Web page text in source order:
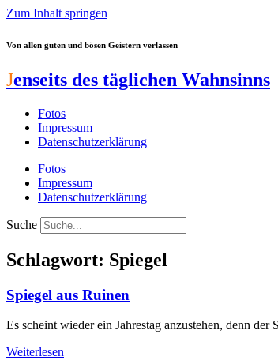
Zum Inhalt springen
Von allen guten und bösen Geistern verlassen
Jenseits des täglichen Wahnsinns
Fotos
Impressum
Datenschutzerklärung
Fotos
Impressum
Datenschutzerklärung
Suche
Schlagwort: Spiegel
Spiegel aus Ruinen
Es scheint wieder ein Jahrestag anzustehen, denn
Weiterlesen